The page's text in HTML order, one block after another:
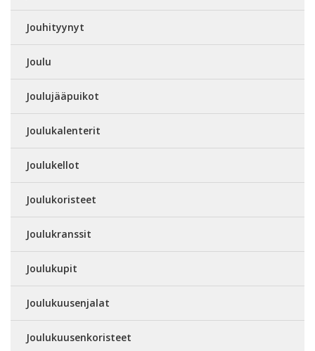
Jouhityynyt
Joulu
Joulujääpuikot
Joulukalenterit
Joulukellot
Joulukoristeet
Joulukranssit
Joulukupit
Joulukuusenjalat
Joulukuusenkoristeet